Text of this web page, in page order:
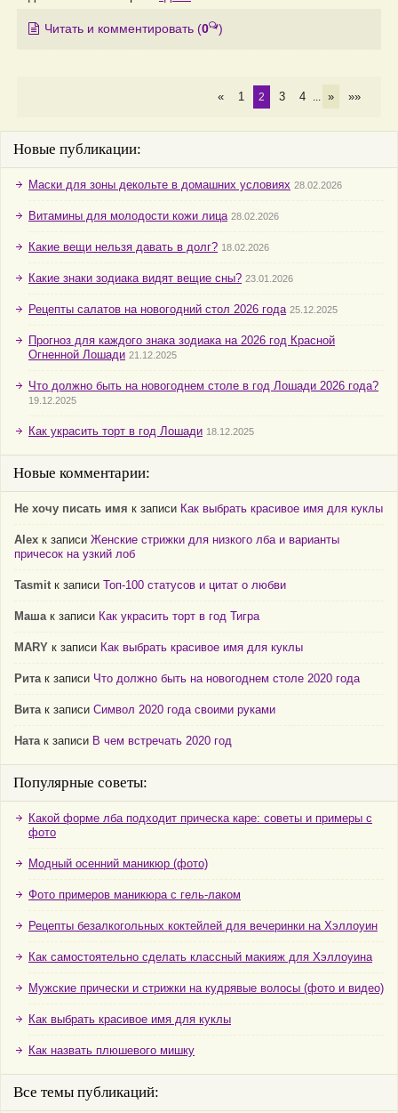
Читать и комментировать (0 )
« 1 2 3 4 ... » »»
Новые публикации:
Маски для зоны декольте в домашних условиях 28.02.2026
Витамины для молодости кожи лица 28.02.2026
Какие вещи нельзя давать в долг? 18.02.2026
Какие знаки зодиака видят вещие сны? 23.01.2026
Рецепты салатов на новогодний стол 2026 года 25.12.2025
Прогноз для каждого знака зодиака на 2026 год Красной
Огненной Лошади 21.12.2025
Что должно быть на новогоднем столе в год Лошади 2026 года?
19.12.2025
Как украсить торт в год Лошади 18.12.2025
Новые комментарии:
Не хочу писать имя к записи Как выбрать красивое имя для куклы
Alex к записи Женские стрижки для низкого лба и варианты
причесок на узкий лоб
Tasmit к записи Топ-100 статусов и цитат о любви
Машак записи Как украсить торт в год Тигра
MARY к записи Как выбрать красивое имя для куклы
Ритак записи Что должно быть на новогоднем столе 2020 года
Витак записи Символ 2020 года своими руками
Натак записи В чем встречать 2020 год
Популярные советы:
Какой форме лба подходит прическа каре: советы и примеры с
фото
Модный осенний маникюр (фото)
Фото примеров маникюра с гель-лаком
Рецепты безалкогольных коктейлей для вечеринки на Хэллоуин
Как самостоятельно сделать классный макияж для Хэллоуина
Мужские прически и стрижки на кудрявые волосы (фото и видео)
Как выбрать красивое имя для куклы
Как назвать плюшевого мишку
Все темы публикаций: